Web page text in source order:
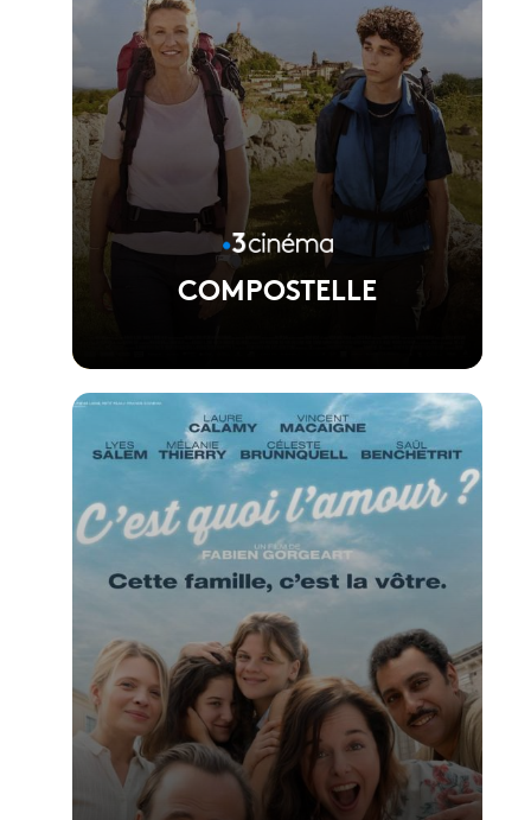
COMPOSTELLE
Réalisé par Yann Samuell
Voir la fiche du film